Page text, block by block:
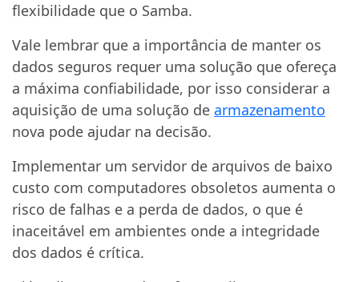
flexibilidade que o Samba.
Vale lembrar que a importância de manter os
dados seguros requer uma solução que ofereça
a máxima confiabilidade, por isso considerar a
aquisição de uma solução de armazenamento
nova pode ajudar na decisão.
Implementar um servidor de arquivos de baixo
custo com computadores obsoletos aumenta o
risco de falhas e a perda de dados, o que é
inaceitável em ambientes onde a integridade
dos dados é crítica.